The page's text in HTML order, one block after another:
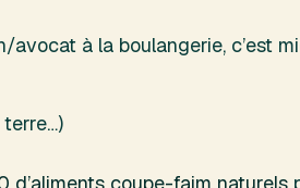
à la boulangerie, c’est
d’aliments coupe-faim naturels